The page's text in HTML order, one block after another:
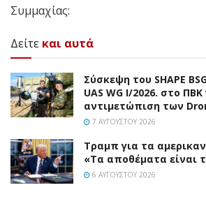
Συμμαχίας:
Δείτε και αυτά
Σύσκεψη του SHAPE
UAS WG I/2026. στο ΠΒΚ
αντιμετώπιση των
7 ΑΥΓΟΎΣΤΟΥ 2026
Τραμπ για τα
«Τα αποθέματα είναι
6 ΑΥΓΟΎΣΤΟΥ 2026